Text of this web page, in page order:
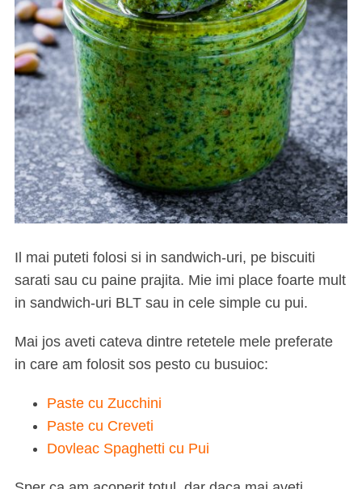
Il mai puteti folosi si in sandwich-uri, pe biscuiti
sarati sau cu paine prajita. Mie imi place foarte mult
in sandwich-uri BLT sau in cele simple cu pui.
Mai jos aveti cateva dintre retetele mele preferate
in care am folosit sos pesto cu busuioc:
Paste cu Zucchini
Paste cu Creveti
Dovleac Spaghetti cu Pui